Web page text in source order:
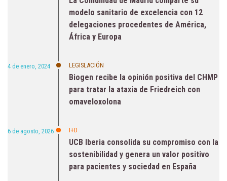
modelo sanitario de excelencia con 12
delegaciones procedentes de América,
África y Europa
4 de enero, 2024 LEGISLACIÓN
Biogen recibe la opinión positiva del CHMP
para tratar la ataxia de Friedreich con
omaveloxolona
6 de agosto, 2026 I+D
UCB Iberia consolida su compromiso con la
sostenibilidad y genera un valor positivo
para pacientes y sociedad en España